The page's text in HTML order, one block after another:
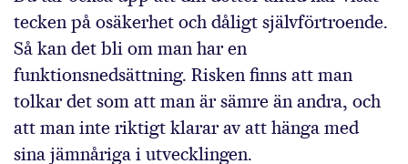
tecken på osäkerhet och dåligt självförtroende.
Så kan det bli om man har en
funktionsnedsättning. Risken finns att man
tolkar det som att man är sämre än andra, och
att man inte riktigt klarar av att hänga med
sina jämnåriga i utvecklingen.